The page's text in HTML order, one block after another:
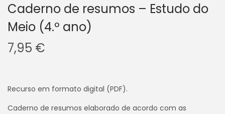
Caderno de resumos – Estudo do
Meio (4.º ano)
7,95 €
Recurso em formato digital (PDF).
Caderno de resumos elaborado de acordo com as